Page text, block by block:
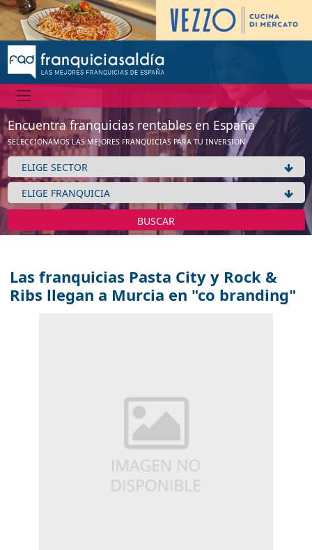
Encuentra franquicias rentables en España
SELECCIONAMOS LAS MEJORES FRANQUICIAS PARA TU INVERSIÓN
BUSCAR
Las franquicias Pasta City y Rock &
Ribs llegan a Murcia en "co branding"